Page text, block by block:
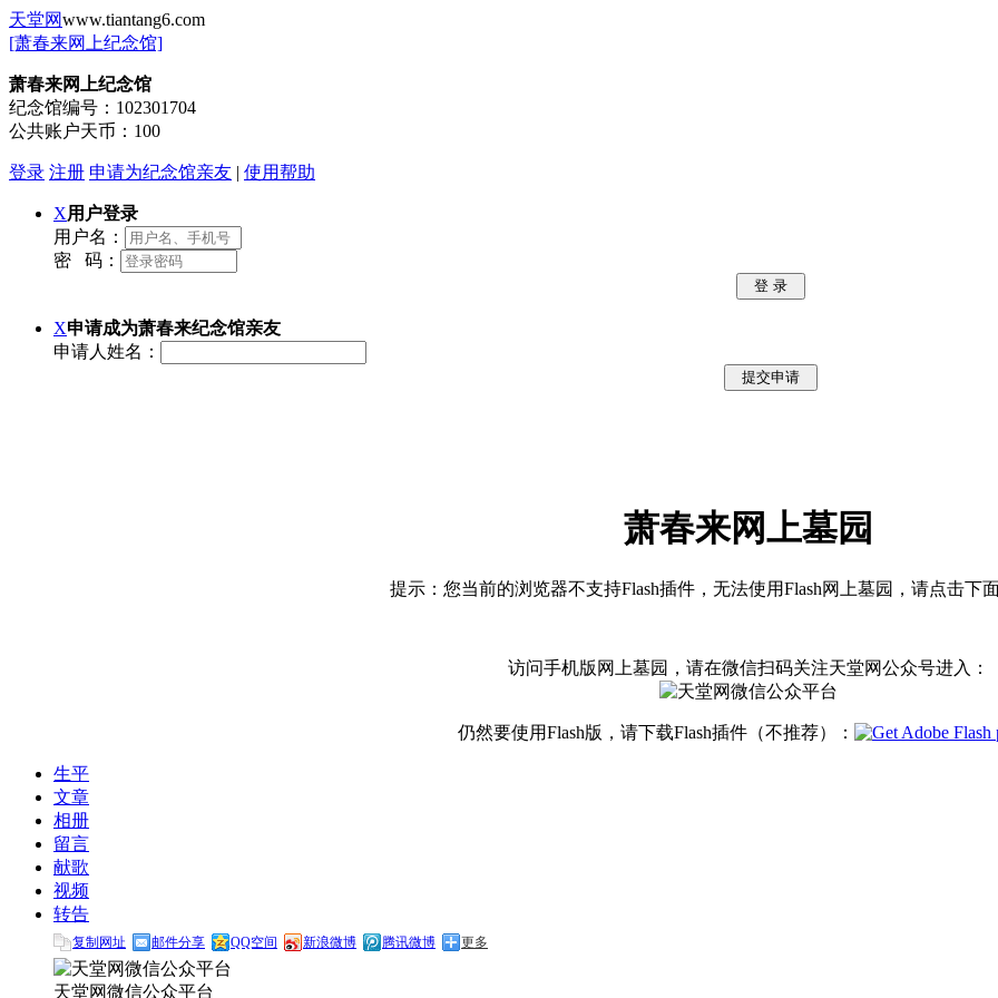
天堂网www.tiantang6.com
[萧春来网上纪念馆]
萧春来网上纪念馆
纪念馆编号： 102301704
公共账户天币： 100
登录 注册 申请为纪念馆亲友 | 使用帮助
X用户登录
用户名：
密 码：
X申请成为萧春来纪念馆亲友
申请人姓名：
萧春来网上墓园
提示：您当前的浏览器不支持Flash插件，无法使用Flash网上墓园，请点击下
访问手机版网上墓园，请在微信扫码关注天堂网公众号进入：
仍然要使用Flash版，请下载Flash插件（不推荐）：
生平
文章
相册
留言
献歌
视频
转告
复制网址 邮件分享 QQ空间 新浪微博 腾讯微博 更多
天堂网微信公众平台